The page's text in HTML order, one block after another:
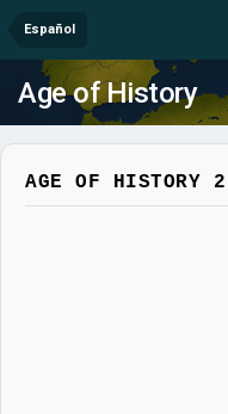
Español
Age of History
AGE OF HISTORY